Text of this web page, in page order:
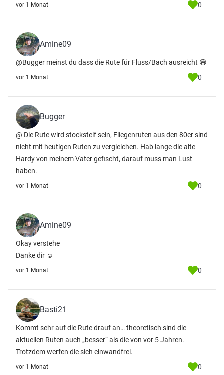
vor 1 Monat 0
Amine09
@Bugger meinst du dass die Rute für Fluss/Bach ausreicht 😅
vor 1 Monat 0
Bugger
@ Die Rute wird stocksteif sein, Fliegenruten aus den 80er sind
nicht mit heutigen Ruten zu vergleichen. Hab lange die alte
Hardy von meinem Vater gefischt, darauf muss man Lust
haben.
vor 1 Monat 0
Amine09
Okay verstehe
Danke dir ☺️
vor 1 Monat 0
Basti21
Kommt sehr auf die Rute drauf an… theoretisch sind die
aktuellen Ruten auch „besser“ als die von vor 5 Jahren.
Trotzdem werfen die sich einwandfrei.
vor 1 Monat 0